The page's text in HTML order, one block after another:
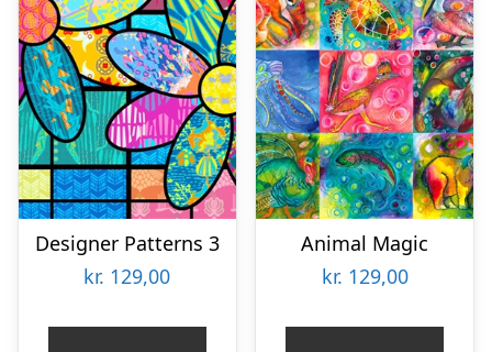
Designer Patterns 3
kr. 129,00
Animal Magic
kr. 129,00